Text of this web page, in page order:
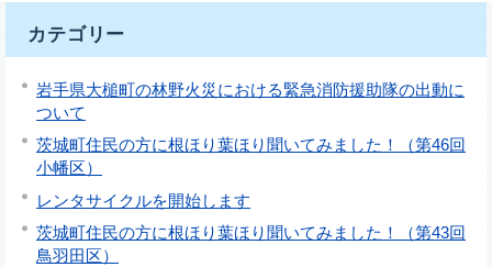
カテゴリー
岩手県大槌町の林野火災における緊急消防援助隊の出動に
ついて
茨城町住民の方に根ほり葉ほり聞いてみました！（第46回
小幡区）
レンタサイクルを開始します
茨城町住民の方に根ほり葉ほり聞いてみました！（第43回
鳥羽田区）